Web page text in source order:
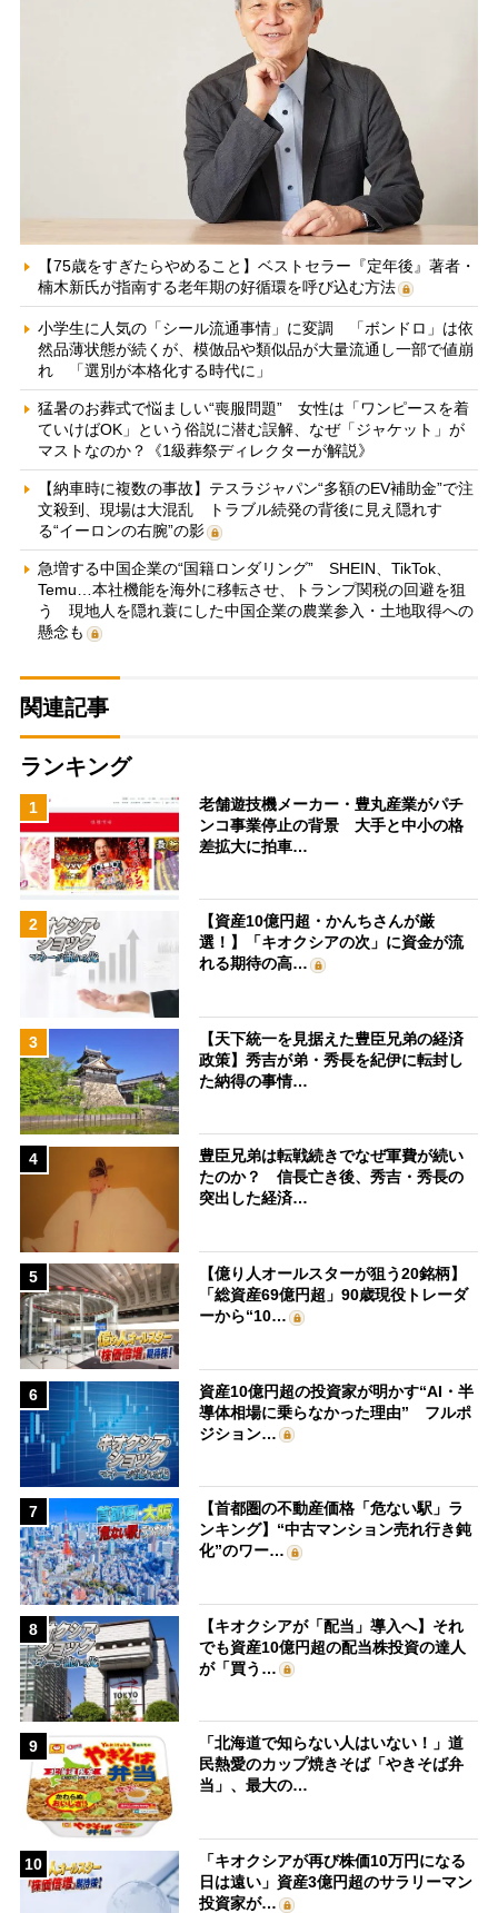
【75歳をすぎたらやめること】ベストセラー『定年後』著者・
楠木新氏が指南する老年期の好循環を呼び込む方法
小学生に人気の「シール流通事情」に変調 「ボンドロ」は依
然品薄状態が続くが、模倣品や類似品が大量流通し一部で値崩
れ 「選別が本格化する時代に」
猛暑のお葬式で悩ましい“喪服問題” 女性は「ワンピースを着
ていけばOK」という俗説に潜む誤解、なぜ「ジャケット」が
マストなのか？《1級葬祭ディレクターが解説》
【納車時に複数の事故】テスラジャパン“多額のEV補助金”で注
文殺到、現場は大混乱 トラブル続発の背後に見え隠れす
る“イーロンの右腕”の影
急増する中国企業の“国籍ロンダリング” SHEIN、TikTok、
Temu…本社機能を海外に移転させ、トランプ関税の回避を狙
う 現地人を隠れ蓑にした中国企業の農業参入・土地取得への
懸念も
関連記事
ランキング
1
老舗遊技機メーカー・豊丸産業がパチ
ンコ事業停止の背景 大手と中小の格
差拡大に拍車…
2
【資産10億円超・かんちさんが厳
選！】「キオクシアの次」に資金が流
れる期待の高…
3
【天下統一を見据えた豊臣兄弟の経済
政策】秀吉が弟・秀長を紀伊に転封し
た納得の事情…
4
豊臣兄弟は転戦続きでなぜ軍費が続い
たのか？ 信長亡き後、秀吉・秀長の
突出した経済…
5
【億り人オールスターが狙う20銘柄】
「総資産69億円超」90歳現役トレーダ
ーから“10…
6
資産10億円超の投資家が明かす“AI・半
導体相場に乗らなかった理由” フルポ
ジション…
7
【首都圏の不動産価格「危ない駅」ラ
ンキング】“中古マンション売れ行き鈍
化”のワー…
8
【キオクシアが「配当」導入へ】それ
でも資産10億円超の配当株投資の達人
が「買う…
9
「北海道で知らない人はいない！」道
民熱愛のカップ焼きそば「やきそば弁
当」、最大の…
10
「キオクシアが再び株価10万円になる
日は遠い」資産3億円超のサラリーマン
投資家が…